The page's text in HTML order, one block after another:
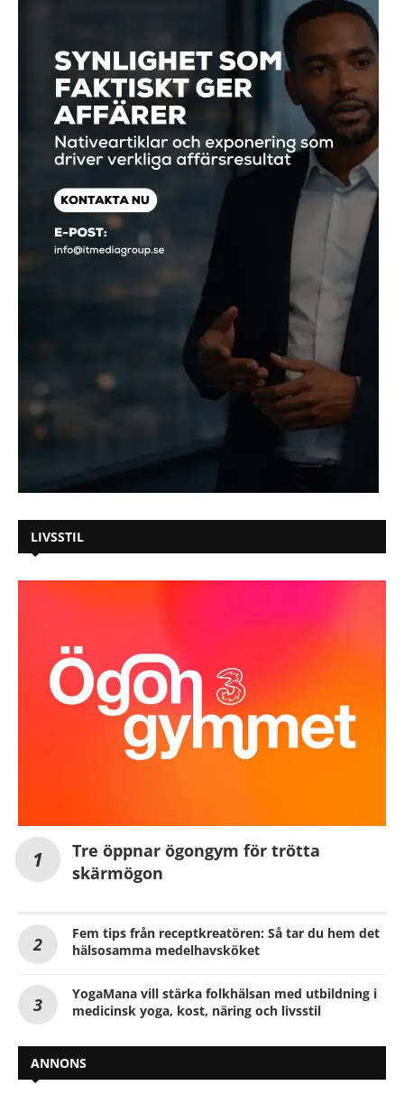
LIVSSTIL
Tre öppnar ögongym för trötta
skärmögon
Fem tips från receptkreatören: Så tar du hem det
hälsosamma medelhavsköket
YogaMana vill stärka folkhälsan med utbildning i
medicinsk yoga, kost, näring och livsstil
ANNONS